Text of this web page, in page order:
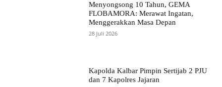
Menyongsong 10 Tahun, GEMA
FLOBAMORA: Merawat Ingatan,
Menggerakkan Masa Depan
28 Juli 2026
Kapolda Kalbar Pimpin Sertijab 2 PJU
dan 7 Kapolres Jajaran